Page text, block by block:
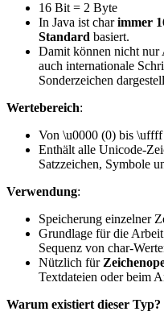
16 Bit = 2 Byte
In Java ist charimmer
Standard basiert.
Damit können nicht nur
auch internationale
Sonderzeichen
Wertebereich:
Von \u0000 (0) bis
Enthält alle Unicode-
Satzzeichen, Symbole
Verwendung:
Speicherung einzelner
Grundlage für die
Sequenz von char-
Nützlich für
Textdateien oder beim
Warum existiert dieser Typ?